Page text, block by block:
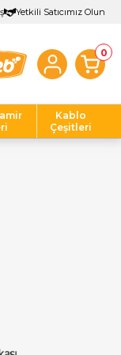
Yetkili Satıcımız Olun
0
Kablo
Çeşitleri